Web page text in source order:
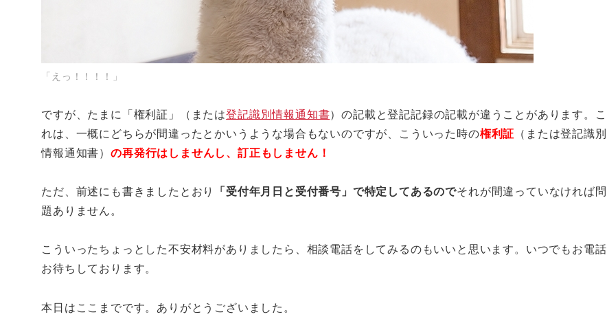
「えっ！！！！」
ですが、たまに「権利証」（または登記識別情報通知書）の記載と登記記録の記載が違うことがあります。こ
れは、一概にどちらが間違ったとかいうような場合もないのですが、こういった時の権利証 （または登記識別
情報通知書）の再発行はしませんし、訂正もしません！
ただ、前述にも書きましたとおり 「受付年月日と受付番号」で特定してあるのでそれが間違っていなければ問
題ありません。
こういったちょっとした不安材料がありましたら、相談電話をしてみるのもいいと思います。いつでもお電話
お待ちしております。
本日はここまでです。ありがとうございました。